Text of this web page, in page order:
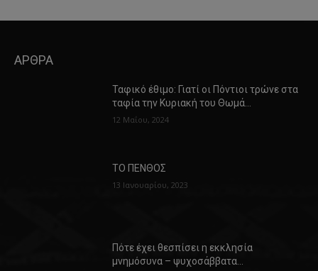
ΑΡΘΡΑ
Ταφικό έθιμο: Γιατί οι Πόντιοι τρώνε στα
ταφία την Κυριακή του Θωμά…
12 Μαΐου, 2024
ΤΟ ΠΕΝΘΟΣ
13 Ιανουαρίου, 2023
Πότε έχει θεσπίσει η εκκλησία
μνημόσυνα – ψυχοσάββατα…